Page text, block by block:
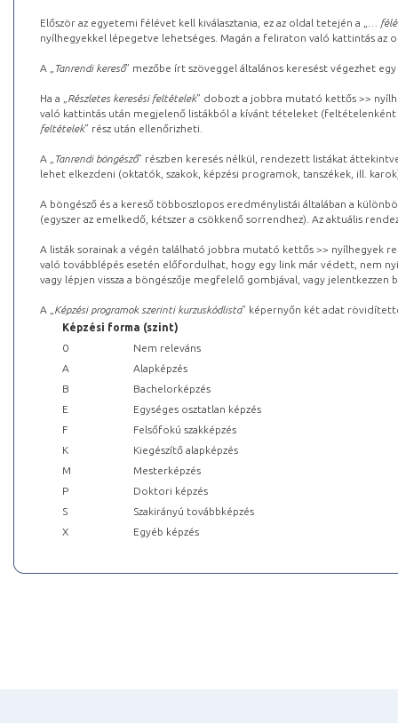
Először az egyetemi félévet kell kiválasztania, ez az oldal tetején a „
…
nyílhegyekkel lépegetve lehetséges. Magán a feliraton való kattintás az
A „ Tanrendi kereső” mezőbe írt szöveggel általános keresést végezhet
Ha a „ Részletes keresési feltételek” dobozt a jobbra mutató kettős >>
való kattintás után megjelenő listákból a kívánt tételeket (feltételenként
feltételek” rész után ellenőrizheti.
A „ Tanrendi böngésző” részben keresés nélkül, rendezett listákat
lehet elkezdeni (oktatók, szakok, képzési programok, tanszékek, ill.
A böngésző és a kereső többoszlopos eredménylistái általában a
(egyszer az emelkedő, kétszer a csökkenő sorrendhez). Az aktuális
A listák sorainak a végén található jobbra mutató kettős >> nyílhegyek
való továbblépés esetén előfordulhat, hogy egy link már védett, nem
vagy lépjen vissza a böngészője megfelelő gombjával, vagy
A „ Képzési programok szerinti kurzuskódlista” képernyőn két adat
Képzési forma (szint)
0
Nem releváns
A
Alapképzés
B
Bachelorképzés
E
Egységes osztatlan képzés
F
Felsőfokú szakképzés
K
Kiegészítő alapképzés
M
Mesterképzés
P
Doktori képzés
S
Szakirányú továbbképzés
X
Egyéb képzés